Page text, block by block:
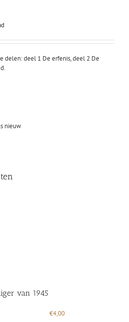
delen: deel 1 De erfenis, deel 2 De
nieuw
van 1945
€4,00